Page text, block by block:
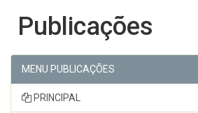
Publicações
MENU PUBLICAÇÕES
PRINCIPAL